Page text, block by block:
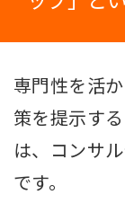
専門性を活
策を提示す
は、コンサ
です。